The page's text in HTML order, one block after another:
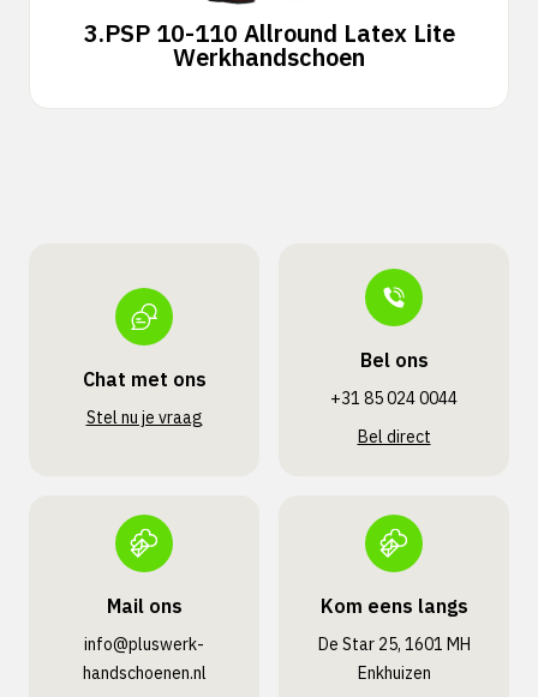
3.PSP 10-110 Allround Latex Lite
Werkhandschoen
Chat met ons
Stel nu je vraag
Bel ons
+31 85 024 0044
Bel direct
Mail ons
info@pluswerk­
handschoenen.nl
Kom eens langs
De Star 25, 1601 MH
Enkhuizen